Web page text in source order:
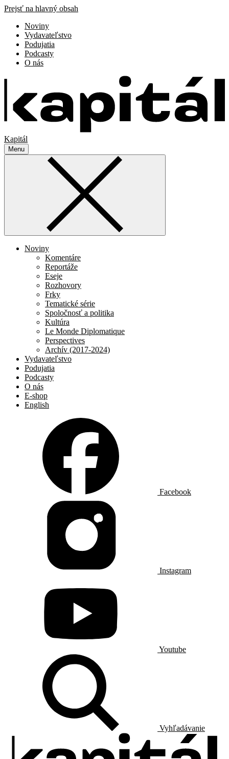
Prejsť na hlavný obsah
Noviny
Vydavateľstvo
Podujatia
Podcasty
O nás
Kapitál
Menu
Noviny
Komentáre
Reportáže
Eseje
Rozhovory
Frky
Tematické série
Spoločnosť a politika
Kultúra
Le Monde Diplomatique
Perspectives
Archív (2017-2024)
Vydavateľstvo
Podujatia
Podcasty
O nás
E-shop
English
Facebook
Instagram
Youtube
Vyhľadávanie